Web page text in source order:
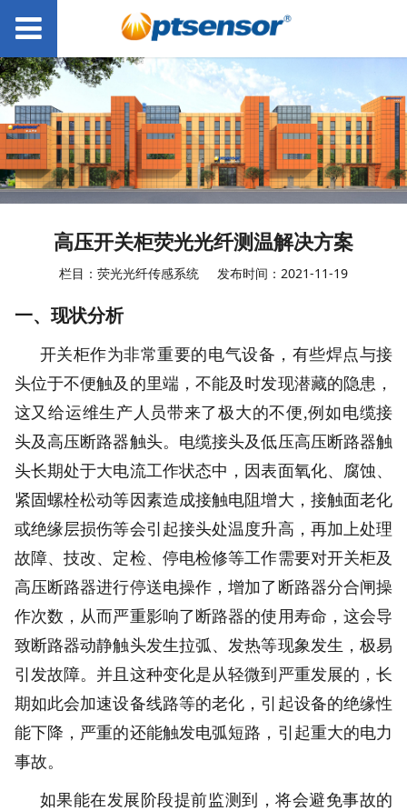
高压开关柜荧光光纤测温解决方案
栏目：荧光光纤传感系统 发布时间：2021-11-19
一、现状分析
开关柜作为非常重要的电气设备，有些焊点与接
头位于不便触及的里端，不能及时发现潜藏的隐患，
这又给运维生产人员带来了极大的不便,例如电缆接
头及高压断路器触头。电缆接头及低压高压断路器触
头长期处于大电流工作状态中，因表面氧化、腐蚀、
紧固螺栓松动等因素造成接触电阻增大，接触面老化
或绝缘层损伤等会引起接头处温度升高，再加上处理
故障、技改、定检、停电检修等工作需要对开关柜及
高压断路器进行停送电操作，增加了断路器分合闸操
作次数，从而严重影响了断路器的使用寿命，这会导
致断路器动静触头发生拉弧、发热等现象发生，极易
引发故障。并且这种变化是从轻微到严重发展的，长
期如此会加速设备线路等的老化，引起设备的绝缘性
能下降，严重的还能触发电弧短路，引起重大的电力
事故。
如果能在发展阶段提前监测到，将会避免事故的